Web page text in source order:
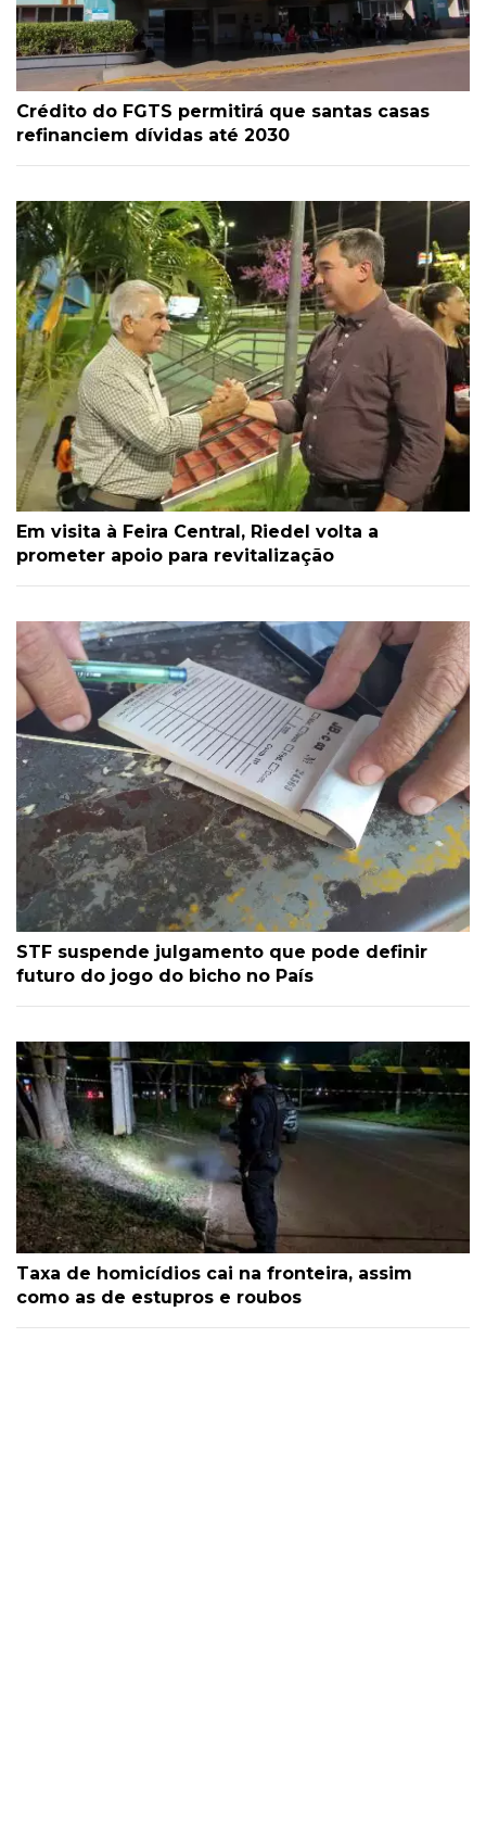
Crédito do FGTS permitirá que santas casas
refinanciem dívidas até 2030
Em visita à Feira Central, Riedel volta a
prometer apoio para revitalização
STF suspende julgamento que pode definir
futuro do jogo do bicho no País
Taxa de homicídios cai na fronteira, assim
como as de estupros e roubos